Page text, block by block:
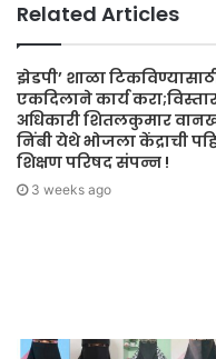
Related Articles
झेडपी’ शाळा
एकदिलाने कार्य
अधिकारी शितलकुमार
निंबी येथे भोजला केंद्राची
शिक्षण परिषद संपन्न !
3 weeks ago